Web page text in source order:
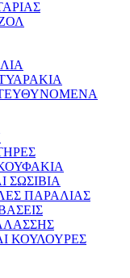
ΣΩΣΙΒΙΑ
ΠΑΡΑΛΙΑΣ
ΚΟΥΛΟΥΡΕΣ